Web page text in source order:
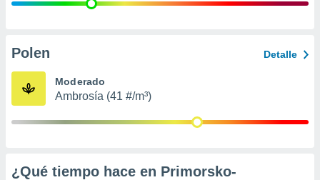
publicidad
de
Polen Detalle
Moderado
Ambrosía (41 #/m³)
¿Qué tiempo hace en Primorsko-